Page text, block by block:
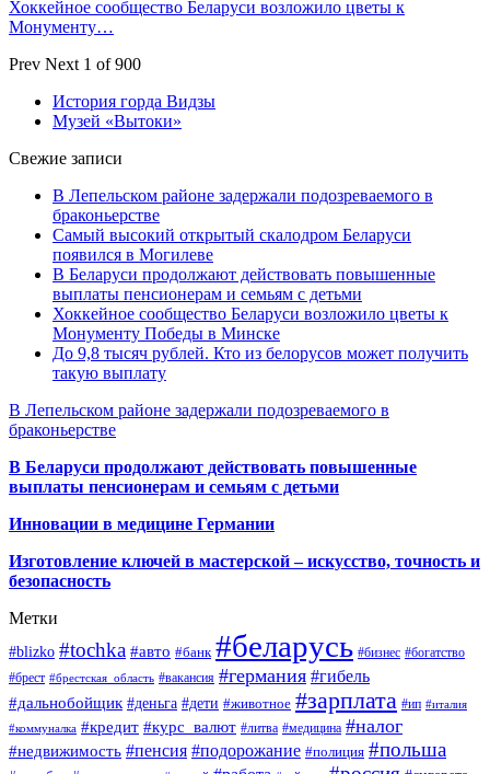
Хоккейное сообщество Беларуси возложило цветы к
Монументу…
Prev Next 1 of 900
История горда Видзы
Музей «Вытоки»
Свежие записи
В Лепельском районе задержали подозреваемого в
браконьерстве
Самый высокий открытый скалодром Беларуси
появился в Могилеве
В Беларуси продолжают действовать повышенные
выплаты пенсионерам и семьям с детьми
Хоккейное сообщество Беларуси возложило цветы к
Монументу Победы в Минске
До 9,8 тысяч рублей. Кто из белорусов может получить
такую выплату
В Лепельском районе задержали подозреваемого в
браконьерстве
В Беларуси продолжают действовать повышенные
выплаты пенсионерам и семьям с детьми
Инновации в медицине Германии
Изготовление ключей в мастерской – искусство, точность и
безопасность
Метки
#blizko #tochka #авто #банк #беларусь #бизнес #богатство
#брест #брестская_область #вакансия #германия #гибель
#дальнобойщик #деньга #дети #животное #зарплата #ип #италия
#коммуналка #кредит #курс_валют #литва #медицина #налог
#недвижимость #пенсия #подорожание #полиция #польша